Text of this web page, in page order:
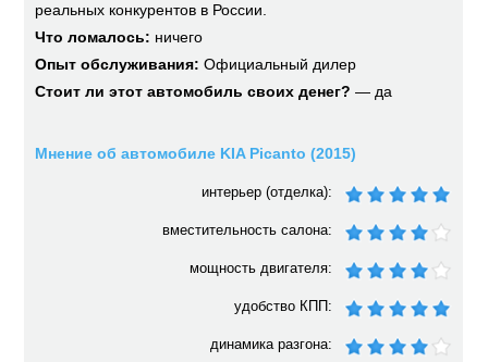
реальных конкурентов в России.
Что ломалось: ничего
Опыт обслуживания: Официальный дилер
Стоит ли этот автомобиль своих денег? — да
Мнение об автомобиле KIA Picanto (2015)
интерьер (отделка):
вместительность салона:
мощность двигателя:
удобство КПП:
динамика разгона: